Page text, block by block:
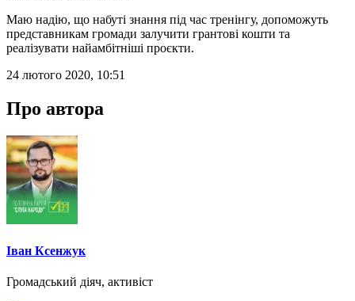
Маю надію, що набуті знання під час тренінгу, допоможуть
представникам громади залучити грантові кошти та
реалізувати найамбітніші проєкти.
24 лютого 2020, 10:51
Про автора
Іван Ксенжук
Громадський діяч, активіст